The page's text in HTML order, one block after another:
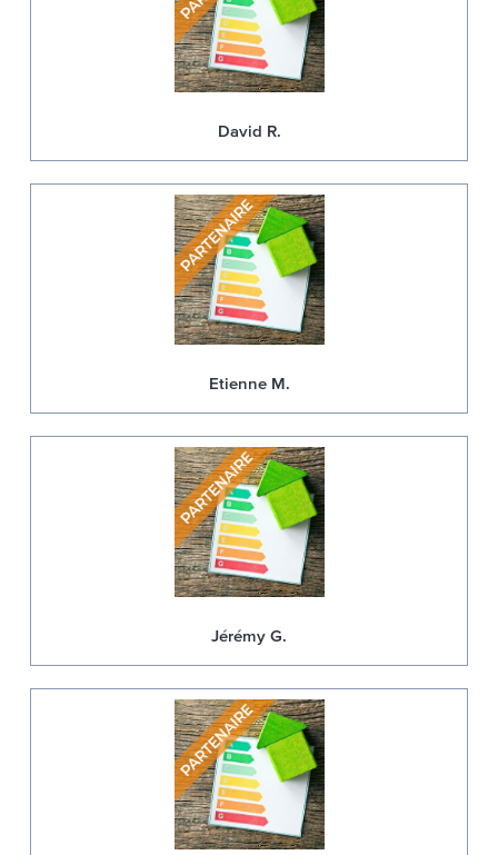
David R.
Etienne M.
Jérémy G.